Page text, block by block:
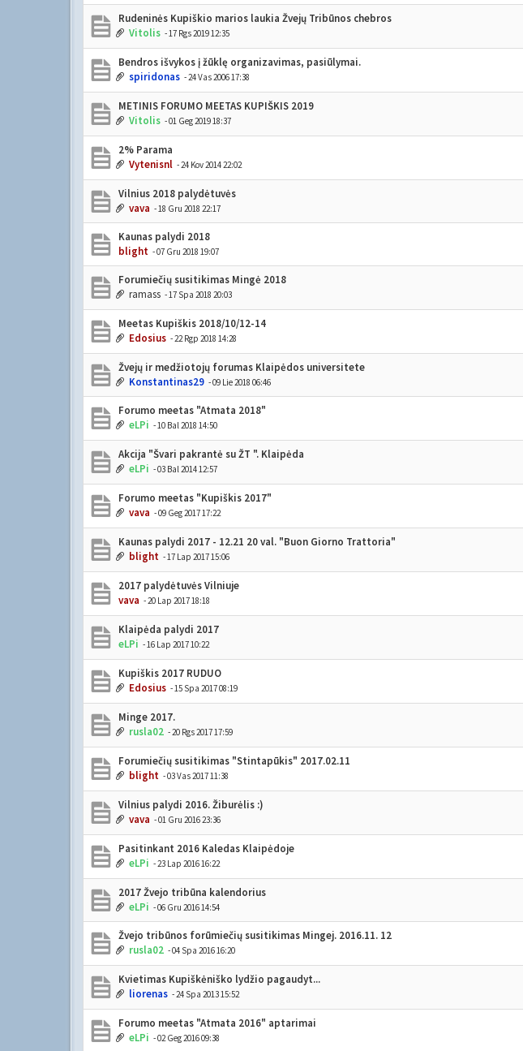
Rudeninės Kupiškio marios laukia Žvejų Tribūnos chebros
Vitolis - 17 Rgs 2019 12:35
Bendros išvykos į žūklę organizavimas, pasiūlymai.
spiridonas - 24 Vas 2006 17:38
METINIS FORUMO MEETAS KUPIŠKIS 2019
Vitolis - 01 Geg 2019 18:37
2% Parama
Vytenisnl - 24 Kov 2014 22:02
Vilnius 2018 palydėtuvės
vava - 18 Gru 2018 22:17
Kaunas palydi 2018
blight - 07 Gru 2018 19:07
Forumiečių susitikimas Mingė 2018
ramass - 17 Spa 2018 20:03
Meetas Kupiškis 2018/10/12-14
Edosius - 22 Rgp 2018 14:28
Žvejų ir medžiotojų forumas Klaipėdos universitete
Konstantinas29 - 09 Lie 2018 06:46
Forumo meetas "Atmata 2018"
eLPi - 10 Bal 2018 14:50
Akcija "Švari pakrantė su ŽT ". Klaipėda
eLPi - 03 Bal 2014 12:57
Forumo meetas "Kupiškis 2017"
vava - 09 Geg 2017 17:22
Kaunas palydi 2017 - 12.21 20 val. "Buon Giorno Trattoria"
blight - 17 Lap 2017 15:06
2017 palydėtuvės Vilniuje
vava - 20 Lap 2017 18:18
Klaipėda palydi 2017
eLPi - 16 Lap 2017 10:22
Kupiškis 2017 RUDUO
Edosius - 15 Spa 2017 08:19
Minge 2017.
rusla02 - 20 Rgs 2017 17:59
Forumiečių susitikimas "Stintapūkis" 2017.02.11
blight - 03 Vas 2017 11:38
Vilnius palydi 2016. Žiburėlis :)
vava - 01 Gru 2016 23:36
Pasitinkant 2016 Kaledas Klaipėdoje
eLPi - 23 Lap 2016 16:22
2017 Žvejo tribūna kalendorius
eLPi - 06 Gru 2016 14:54
Žvejo tribūnos forūmiečių susitikimas Mingej. 2016.11. 12
rusla02 - 04 Spa 2016 16:20
Kvietimas Kupiškėniško lydžio pagaudyt...
liorenas - 24 Spa 2013 15:52
Forumo meetas "Atmata 2016" aptarimai
eLPi - 02 Geg 2016 09:38